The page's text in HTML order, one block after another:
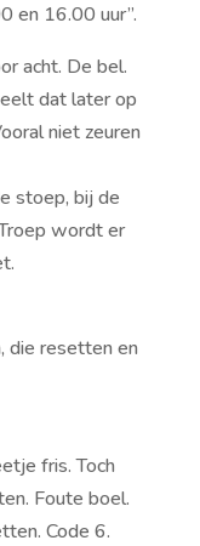
16.00 uur’’.
acht. De bel.
dat later op
niet zeuren
stoep, bij de
wordt er
die resetten en
fris. Toch
Foute boel.
Code 6.